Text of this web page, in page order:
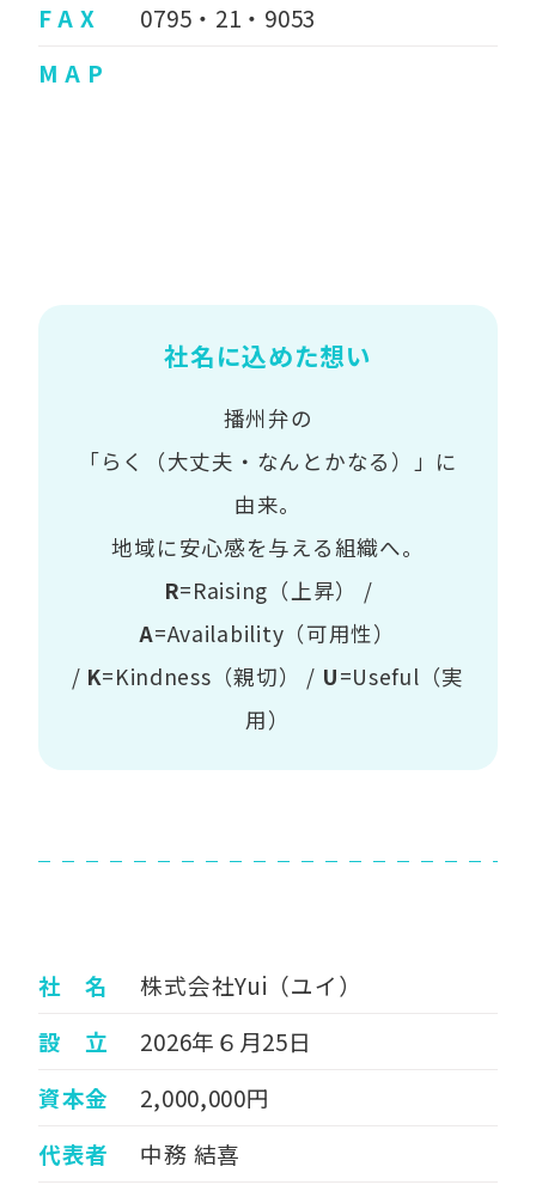
F A X
0795・21・9053
M A P
社名に込めた想い
播州弁の
「らく（大丈夫・なんとかなる）」に
由来。
地域に安心感を与える組織へ。
R=Raising（上昇） /
A=Availability（可用性）
/ K=Kindness（親切） / U=Useful（実
用）
社 名
株式会社Yui（ユイ）
設 立
2026年６月25日
資本金
2,000,000円
代表者
中務 結喜